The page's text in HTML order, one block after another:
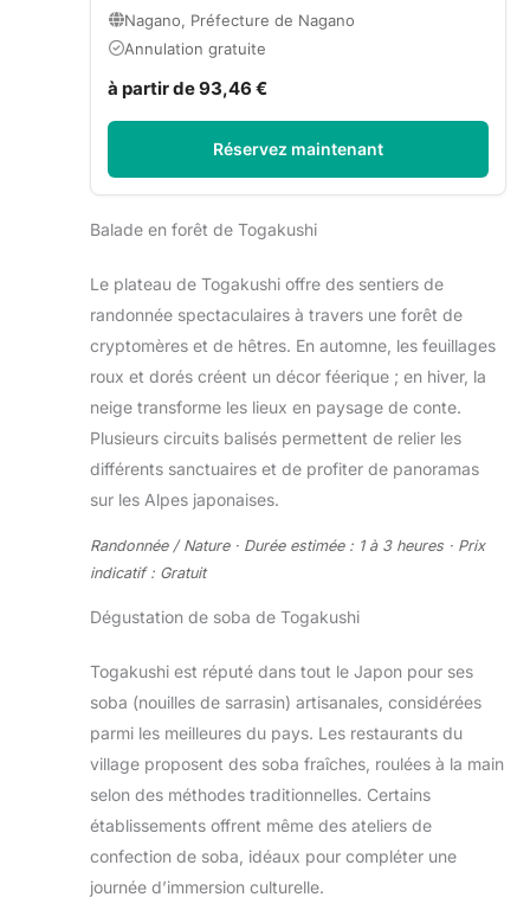
Nagano, Préfecture de Nagano
Annulation gratuite
à partir de 93,46 €
Réservez maintenant
Balade en forêt de Togakushi
Le plateau de Togakushi offre des sentiers de
randonnée spectaculaires à travers une forêt de
cryptomères et de hêtres. En automne, les feuillages
roux et dorés créent un décor féerique ; en hiver, la
neige transforme les lieux en paysage de conte.
Plusieurs circuits balisés permettent de relier les
différents sanctuaires et de profiter de panoramas
sur les Alpes japonaises.
Randonnée / Nature · Durée estimée : 1 à 3 heures · Prix
indicatif : Gratuit
Dégustation de soba de Togakushi
Togakushi est réputé dans tout le Japon pour ses
soba (nouilles de sarrasin) artisanales, considérées
parmi les meilleures du pays. Les restaurants du
village proposent des soba fraîches, roulées à la main
selon des méthodes traditionnelles. Certains
établissements offrent même des ateliers de
confection de soba, idéaux pour compléter une
journée d’immersion culturelle.